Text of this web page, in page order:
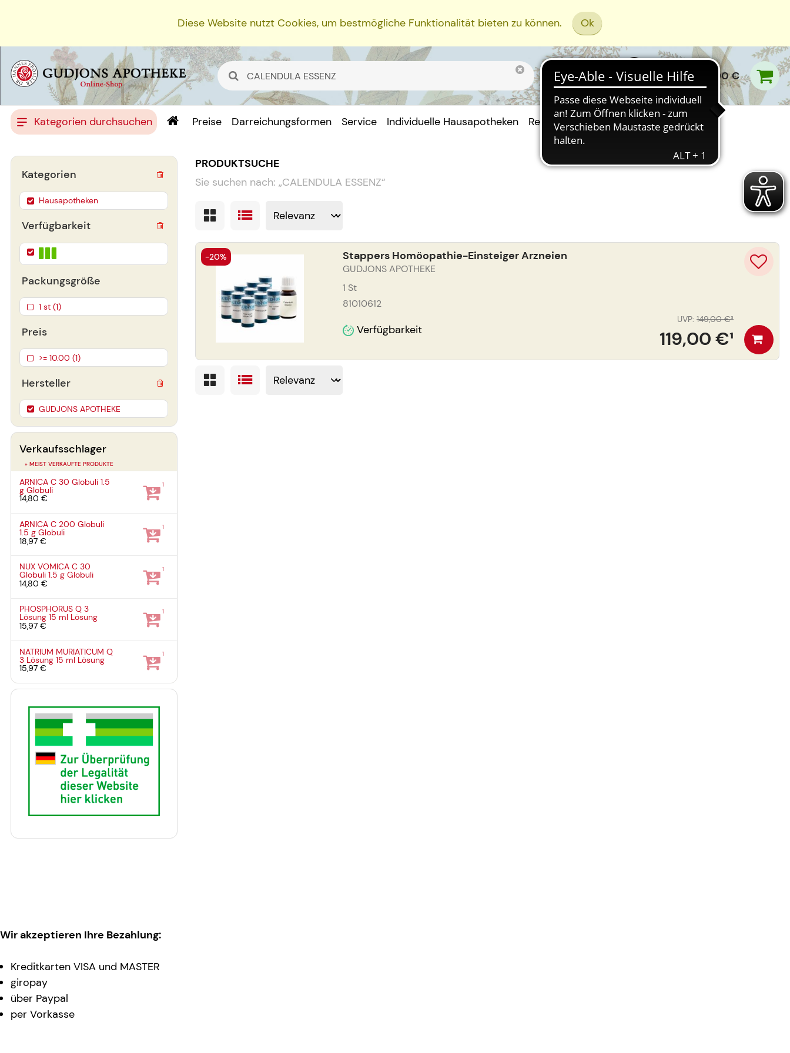
Diese Website nutzt Cookies, um bestmögliche Funktionalität bieten zu können. Ok
0,00 €
Kategorien durchsuchen Preise Darreichungsformen Service Individuelle Hausapotheken Rezept Einreichen
PRODUKTSUCHE
Sie suchen nach: „CALENDULA ESSENZ“
Stappers Homöopathie-Einsteiger Arzneien
GUDJONS APOTHEKE
1 St
81010612
Verfügbarkeit 119,00 €¹
UVP: 149,00 €³
-20%
Verfügbarkeit
Packungsgröße
1 st (1)
Preis
>= 10.00 (1)
Hersteller
GUDJONS APOTHEKE
Kategorien
Hausapotheken
Verkaufsschlager
» MEIST VERKAUFTE PRODUKTE
ARNICA C 30 Globuli1.5
gGlobuli
14,80 €
1
ARNICA C 200 Globuli
1.5 gGlobuli
18,97 €
1
NUX VOMICA C 30
Globuli1.5 gGlobuli
14,80 €
1
PHOSPHORUS Q 3
Lösung15 ml Lösung
15,97 €
1
NATRIUM MURIATICUM Q
3 Lösung15 ml Lösung
15,97 €
1
Wir akzeptieren Ihre Bezahlung:
Kreditkarten VISA und MASTER
giropay
über Paypal
per Vorkasse